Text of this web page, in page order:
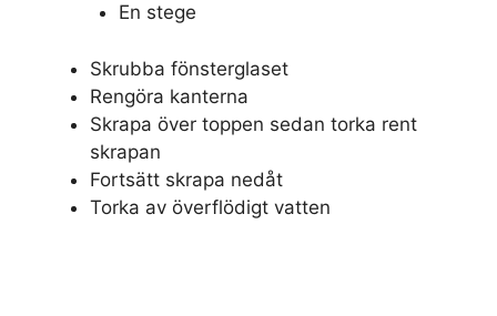
En stege
Skrubba fönsterglaset
Rengöra kanterna
Skrapa över toppen sedan torka rent
skrapan
Fortsätt skrapa nedåt
Torka av överflödigt vatten